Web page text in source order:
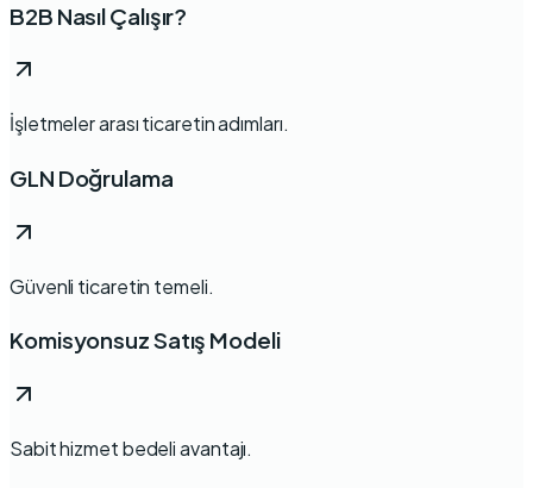
B2B Nasıl Çalışır?
İşletmeler arası ticaretin adımları.
GLN Doğrulama
Güvenli ticaretin temeli.
Komisyonsuz Satış Modeli
Sabit hizmet bedeli avantajı.